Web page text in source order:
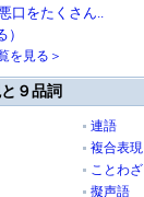
口をたくさん..
を見る＞
９品詞
連語
複合表現
ことわざ
擬声語